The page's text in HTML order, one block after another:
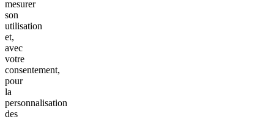
mesurer
son
utilisation
et,
avec
votre
consentement,
pour
la
personnalisation
des